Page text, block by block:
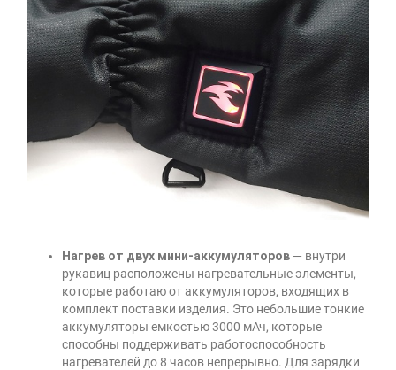
Нагрев от двух мини-аккумуляторов — внутри
рукавиц расположены нагревательные элементы,
которые работаю от аккумуляторов, входящих в
комплект поставки изделия. Это небольшие тонкие
аккумуляторы емкостью 3000 мАч, которые
способны поддерживать работоспособность
нагревателей до 8 часов непрерывно. Для зарядки